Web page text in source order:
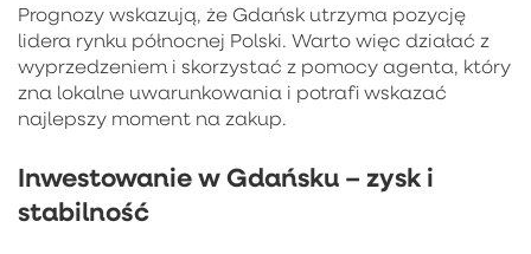
Prognozy wskazują, że Gdańsk utrzyma pozycję
lidera rynku północnej Polski. Warto więc działać z
wyprzedzeniem i skorzystać z pomocy agenta, który
zna lokalne uwarunkowania i potrafi wskazać
najlepszy moment na zakup.
Inwestowanie w Gdańsku – zysk i
stabilność